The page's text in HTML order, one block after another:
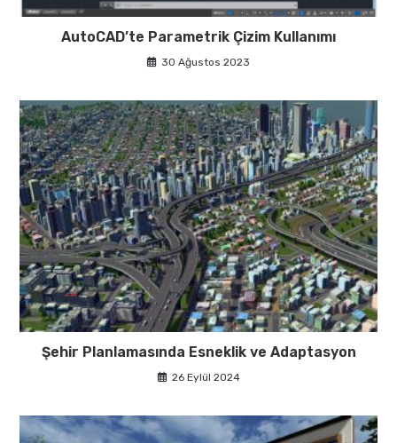
AutoCAD’te Parametrik Çizim Kullanımı
30 Ağustos 2023
Şehir Planlamasında Esneklik ve Adaptasyon
26 Eylül 2024